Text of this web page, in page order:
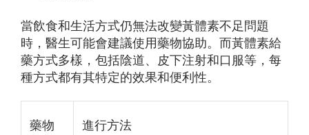
當飲食和生活方式仍無法改變黃體素不足問題
時，醫生可能會建議使用藥物協助。而黃體素給
藥方式多樣，包括陰道、皮下注射和口服等，每
種方式都有其特定的效果和便利性。
藥物
進行方法